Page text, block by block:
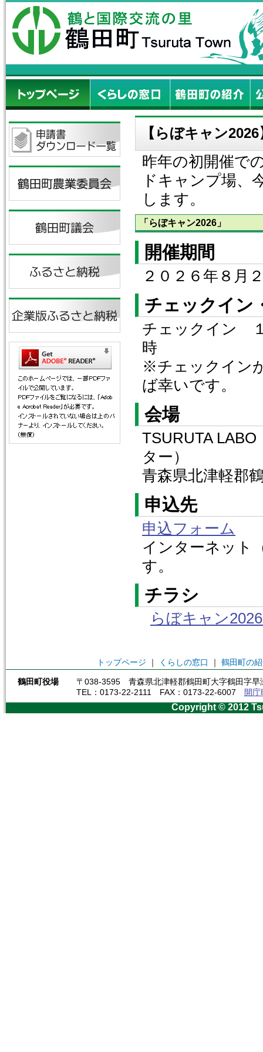
【らぼキャン
昨年の初開催で
ドキャンプ場、
します。
「らぼキャン2026」
開催期間
２０２６年８月
チェックイン
チェックイン
時
※チェックイン
ば幸いです。
会場
TSURUTA
ター）
青森県北津軽郡
申込先
申込フォーム
インターネット
す。
チラシ
らぼキャン
トップページ ｜ くらしの窓口 ｜ 鶴田町の
鶴田町役場
〒038-3595 青森県北津軽郡鶴田町大字鶴田字早
TEL：0173-22-2111 FAX：0173-22-6007
開
Copyright © 2012